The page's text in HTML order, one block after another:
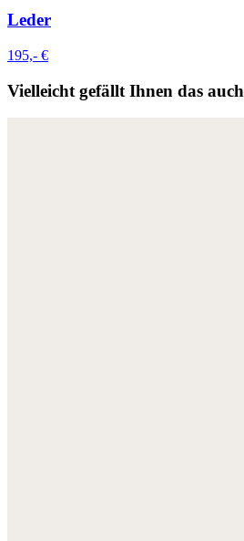
Leder
195,- €
Vielleicht gefällt Ihnen das auch